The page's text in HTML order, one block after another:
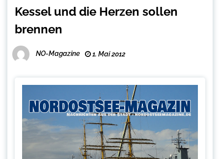
Kessel und die Herzen sollen
brennen
NO-Magazine 1. Mai 2012